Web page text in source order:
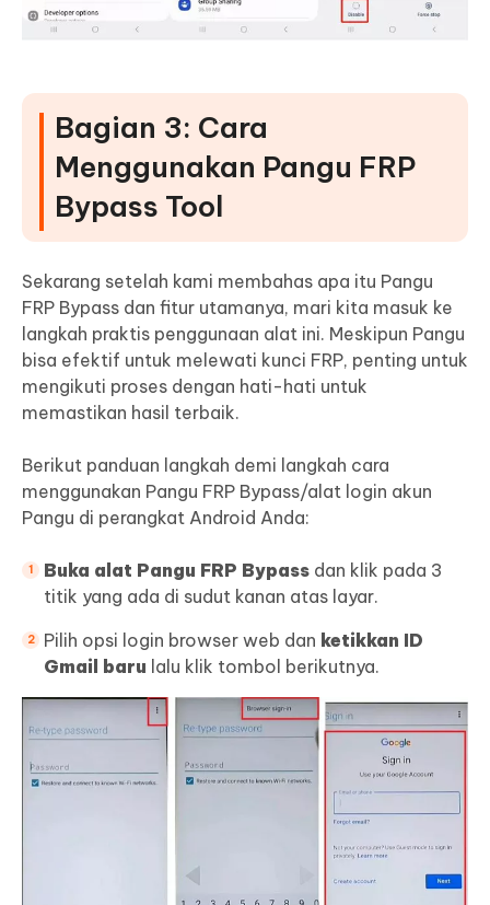
Bagian 3: Cara
Menggunakan Pangu FRP
Bypass Tool
Sekarang setelah kami membahas apa itu Pangu
FRP Bypass dan fitur utamanya, mari kita masuk ke
langkah praktis penggunaan alat ini. Meskipun Pangu
bisa efektif untuk melewati kunci FRP, penting untuk
mengikuti proses dengan hati-hati untuk
memastikan hasil terbaik.
Berikut panduan langkah demi langkah cara
menggunakan Pangu FRP Bypass/alat login akun
Pangu di perangkat Android Anda:
Buka alat Pangu FRP Bypass dan klik pada 3
titik yang ada di sudut kanan atas layar.
Pilih opsi login browser web dan ketikkan ID
Gmail baru lalu klik tombol berikutnya.